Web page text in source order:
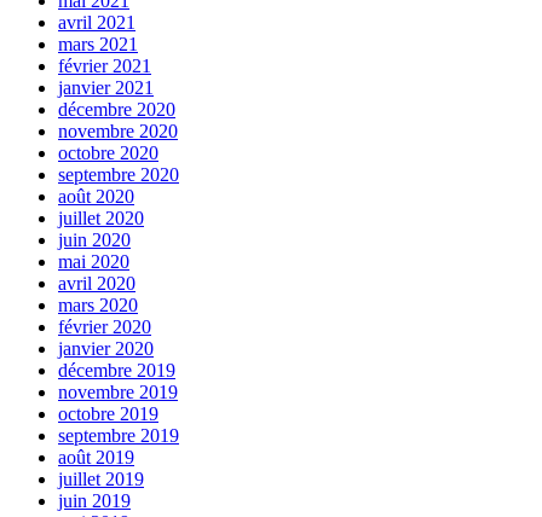
avril 2021
mars 2021
février 2021
janvier 2021
décembre 2020
novembre 2020
octobre 2020
septembre 2020
août 2020
juillet 2020
juin 2020
mai 2020
avril 2020
mars 2020
février 2020
janvier 2020
décembre 2019
novembre 2019
octobre 2019
septembre 2019
août 2019
juillet 2019
juin 2019